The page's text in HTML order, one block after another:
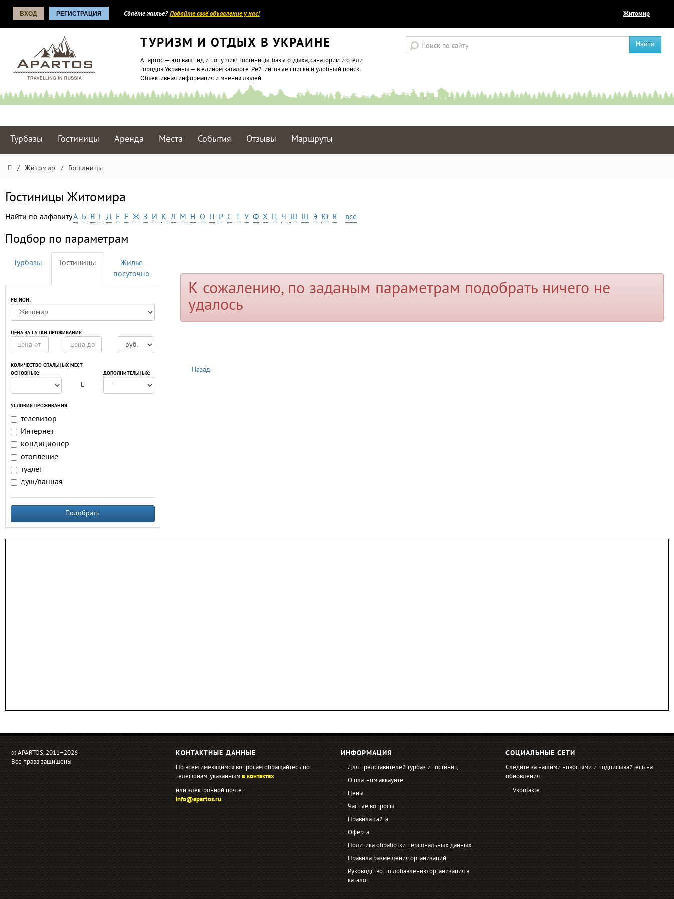
ВХОД РЕГИСТРАЦИЯ Сдаёте жилье?Подайте своё объявление у нас! Житомир
ТУРИЗМ И ОТДЫХ В УКРАИНЕ
Апартос — это ваш гид и попутчик! Гостиницы, базы отдыха, санатории и отели
городов Украины — в едином каталоге. Рейтинговые списки и удобный поиск.
Объективная информация и мнения людей
Найти
Турбазы Гостиницы Аренда Места События Отзывы Маршруты
/ Житомир / Гостиницы
Гостиницы Житомира
Найти по алфавитуА Б В Г Д Е Ё Ж З И К Л М Н О П Р С Т У Ф Х Ц Ч Ш Щ Э Ю Я все
Подбор по параметрам
Турбазы Гостиницы
Жилье
посуточно
РЕГИОН:
ЦЕНА ЗА СУТКИ ПРОЖИВАНИЯ
КОЛИЧЕСТВО СПАЛЬНЫХ МЕСТ
ОСНОВНЫХ:
ДОПОЛНИТЕЛЬНЫХ:
УСЛОВИЯ ПРОЖИВАНИЯ
телевизор
Интернет
кондиционер
отопление
туалет
душ/ванная
Подобрать
К сожалению, по заданым параметрам подобрать ничего не
удалось
Назад
© APARTOS, 2011−2026
Все права защищены
КОНТАКТНЫЕ ДАННЫЕ
По всем имеющимся вопросам обращайтесь по
телефонам, указаннымв контактах
или электронной почте:
info@apartos.ru
ИНФОРМАЦИЯ
Для представителей турбаз и гостиниц
О платном аккаунте
Цены
Частые вопросы
Правила сайта
Оферта
Политика обработки персональных данных
Правила размещения организаций
Руководство по добавлению организация в
каталог
СОЦИАЛЬНЫЕ СЕТИ
Следите за нашими новостями и подписывайтесь на
обновления
Vkontakte